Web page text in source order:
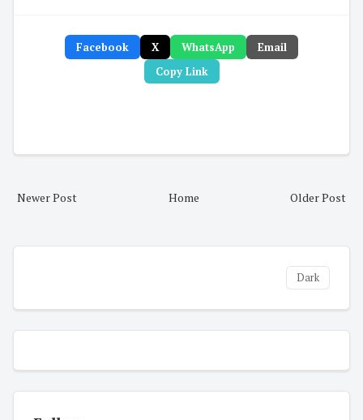
Facebook X WhatsApp
Email
Copy Link
Newer Post Older Post
Home
Dark